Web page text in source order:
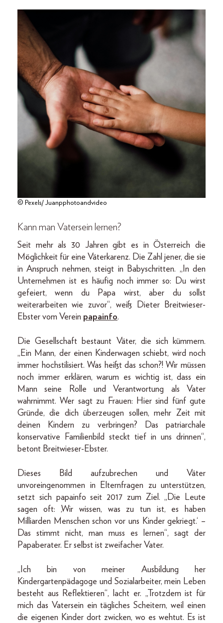
© Pexels/ Juanpphotoandvideo
Kann man Vatersein lernen?
Seit mehr als 30 Jahren gibt es in Österreich die
Möglichkeit für eine Väterkarenz. Die Zahl jener, die sie
in Anspruch nehmen, steigt in Babyschritten. „In den
Unternehmen ist es häufig noch immer so: Du wirst
gefeiert, wenn du Papa wirst, aber du sollst
weiterarbeiten wie zuvor“, weiß Dieter Breitwieser-
Ebster vom Verein papainfo.
Die Gesellschaft bestaunt Väter, die sich kümmern.
„Ein Mann, der einen Kinderwagen schiebt, wird noch
immer hochstilisiert. Was heißt das schon?! Wir müssen
noch immer erklären, warum es wichtig ist, dass ein
Mann seine Rolle und Verantwortung als Vater
wahrnimmt. Wer sagt zu Frauen: Hier sind fünf gute
Gründe, die dich überzeugen sollen, mehr Zeit mit
deinen Kindern zu verbringen? Das patriarchale
konservative Familienbild steckt tief in uns drinnen“,
betont Breitwieser-Ebster.
Dieses Bild aufzubrechen und Väter
unvoreingenommen in Elternfragen zu unterstützen,
setzt sich papainfo seit 2017 zum Ziel. „Die Leute
sagen oft: ,Wir wissen, was zu tun ist, es haben
Milliarden Menschen schon vor uns Kinder gekriegt.‘ –
Das stimmt nicht, man muss es lernen“, sagt der
Papaberater. Er selbst ist zweifacher Vater.
„Ich bin von meiner Ausbildung her
Kindergartenpädagoge und Sozialarbeiter, mein Leben
besteht aus Reflektieren“, lacht er. „Trotzdem ist für
mich das Vatersein ein tägliches Scheitern, weil einen
die eigenen Kinder dort zwicken, wo es wehtut. Es ist